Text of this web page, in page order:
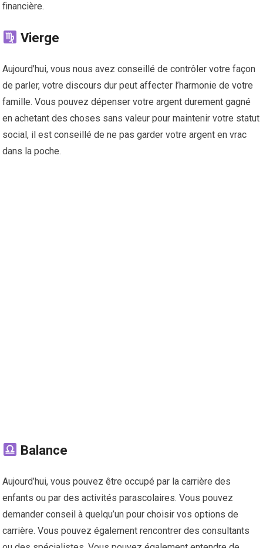
financière.
Vierge
Aujourd’hui, vous nous avez conseillé de contrôler votre façon
de parler, votre discours dur peut affecter l’harmonie de votre
famille. Vous pouvez dépenser votre argent durement gagné
en achetant des choses sans valeur pour maintenir votre statut
social, il est conseillé de ne pas garder votre argent en vrac
dans la poche.
Balance
Aujourd’hui, vous pouvez être occupé par la carrière des
enfants ou par des activités parascolaires. Vous pouvez
demander conseil à quelqu’un pour choisir vos options de
carrière. Vous pouvez également rencontrer des consultants